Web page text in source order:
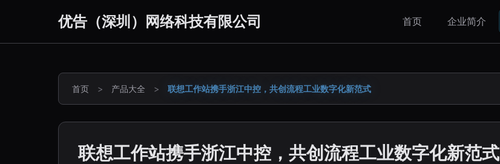
优告（深圳）网络科技有限公司 首页 企业简介
首页 > 产品大全 > 联想工作站携手浙江中控，共创流程工业数字化新范式
联想工作站携手浙江中控，共创流程工业数字化新范式